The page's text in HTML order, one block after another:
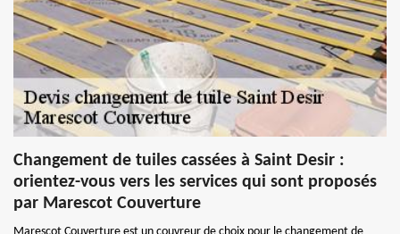
Changement de tuiles cassées à Saint Desir :
orientez-vous vers les services qui sont proposés
par Marescot Couverture